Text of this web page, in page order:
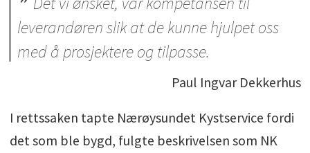
leverandøren slik at de kunne hjulpet oss
med å prosjektere og tilpasse.
Paul Ingvar Dekkerhus
I rettssaken tapte Nærøysundet Kystservice fordi
det som ble bygd, fulgte beskrivelsen som NK